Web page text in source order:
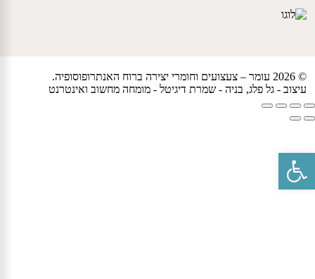
© 2026 עומר – צעצועים וחומרי יצירה ברוח האנתרופוסופיה.
עיצוב - גל פלג, בניה - שמרת דיגיטל - מומחה מחשוב ואינטרנט
פתח סרגל נגישות